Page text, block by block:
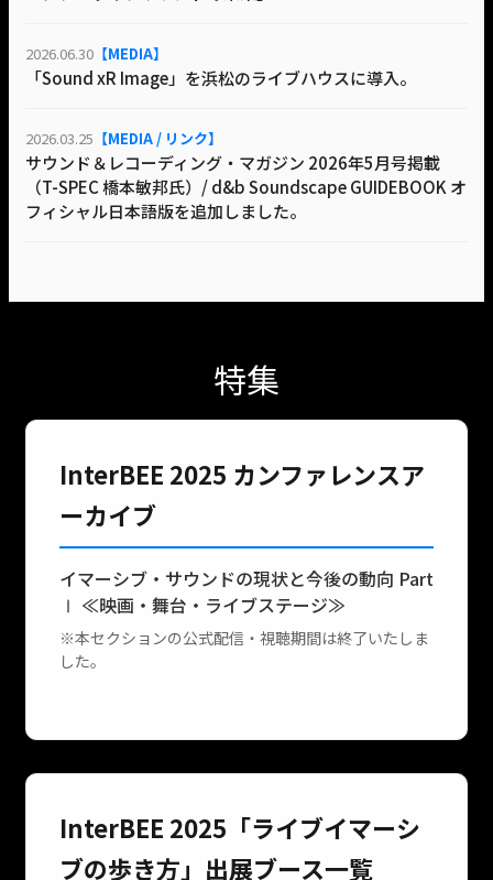
2026.06.30 【MEDIA】
「Sound xR Image」を浜松のライブハウスに導入。
2026.03.25 【MEDIA / リンク】
サウンド＆レコーディング・マガジン 2026年5月号掲載
（T-SPEC 橋本敏邦氏）/ d&b Soundscape GUIDEBOOK オ
フィシャル日本語版を追加しました。
特集
InterBEE 2025 カンファレンスア
ーカイブ
イマーシブ・サウンドの現状と今後の動向 Part
Ⅰ ≪映画・舞台・ライブステージ≫
※本セクションの公式配信・視聴期間は終了いたしま
した。
InterBEE 2025「ライブイマーシ
ブの歩き方」出展ブース一覧